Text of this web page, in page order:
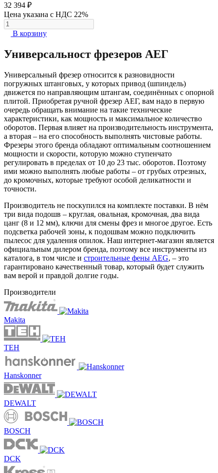
32 394 ₽
Цена указана с НДС 22%
В корзину
Универсальност фрезеров АЕГ
Универсальный фрезер относится к разновидности
погружных штанговых, у которых привод (шпиндель)
движется по направляющим штангам, соединённых с опорной
плитой. Приобретая ручной фрезер АЕГ, вам надо в первую
очередь обращать внимание на такие технические
характеристики, как мощность и максимальное количество
оборотов. Первая влияет на производительность инструмента,
а вторая – на его способность выполнять чистовые работы.
Фрезеры этого бренда обладают оптимальным соотношением
мощности и скорости, которую можно ступенчато
регулировать в пределах от 10 до 23 тыс. оборотов. Поэтому
ими можно выполнять любые работы – от грубых отрезных,
до кромочных, которые требуют особой деликатности и
точности.
Производитель не поскупился на комплекте поставки. В нём
три вида подошв – круглая, овальная, кромочная, два вида
цанг (8 и 12 мм), ключи для смены фрез и многое другое. Есть
подсветка рабочей зоны, к подошвам можно подключить
пылесос для удаления опилок. Наш интернет-магазин является
официальным дилером бренда, поэтому все инструменты из
каталога, в том числе и строительные фены AEG, – это
гарантировано качественный товар, который будет служить
вам верой и правдой долгие годы.
Производители
Makita
TEH
Hanskonner
DEWALT
BOSCH
DCK